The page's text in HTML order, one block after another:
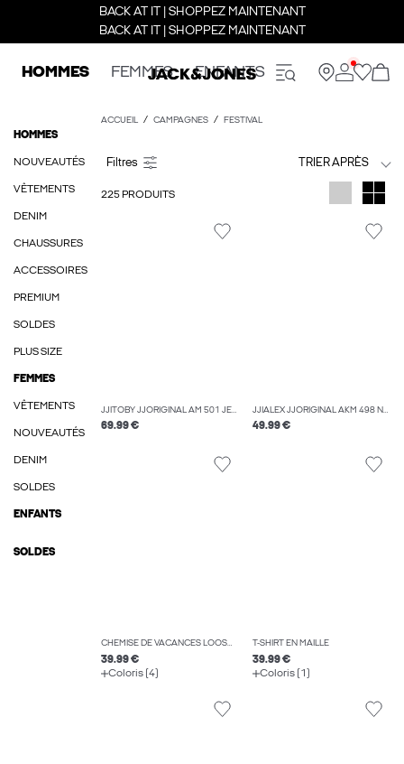
BACK AT IT | SHOPPEZ MAINTENANT
BACK AT IT | SHOPPEZ MAINTENANT
HOMMES FEMMES ENFANTS
HOMMES
NOUVEAUTÉS
VÊTEMENTS
DENIM
CHAUSSURES
ACCESSOIRES
PREMIUM
SOLDES
PLUS SIZE
FEMMES
VÊTEMENTS
NOUVEAUTÉS
DENIM
SOLDES
ENFANTS
SOLDES
ACCUEIL CAMPAGNES FESTIVAL
TRIER APRÈS
225 PRODUITS
JJITOBY JJORIGINAL AM 501 JEAN COUPE ÉVASÉE
69.99 €
JJIALEX JJORIGINAL AKM 498 NOOS JEAN BAGGY FIT
49.99 €
CHEMISE DE VACANCES LOOSE FIT
39.99 €
Coloris (4)
T-SHIRT EN MAILLE
39.99 €
Coloris (1)